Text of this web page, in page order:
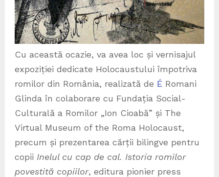
Cu această ocazie, va avea loc și vernisajul
expoziției dedicate Holocaustului împotriva
romilor din România, realizată de É Romani
Glinda în colaborare cu Fundația Social-
Culturală a Romilor „Ion Cioabă” și The
Virtual Museum of the Roma Holocaust,
precum și prezentarea cărții bilingve pentru
copii Inelul cu cap de cal. Istoria romilor
povestită copiilor, editura pionier press